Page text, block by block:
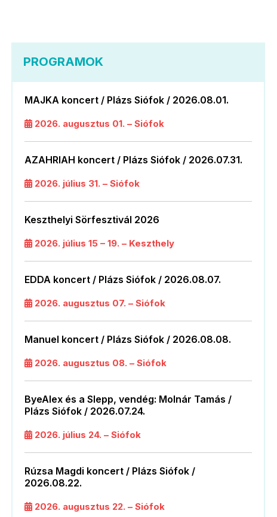
PROGRAMOK
MAJKA koncert / Plázs Siófok / 2026.08.01.
2026. augusztus 01. – Siófok
AZAHRIAH koncert / Plázs Siófok / 2026.07.31.
2026. július 31. – Siófok
Keszthelyi Sörfesztivál 2026
2026. július 15 – 19. – Keszthely
EDDA koncert / Plázs Siófok / 2026.08.07.
2026. augusztus 07. – Siófok
Manuel koncert / Plázs Siófok / 2026.08.08.
2026. augusztus 08. – Siófok
ByeAlex és a Slepp, vendég: Molnár Tamás /
Plázs Siófok / 2026.07.24.
2026. július 24. – Siófok
Rúzsa Magdi koncert / Plázs Siófok /
2026.08.22.
2026. augusztus 22. – Siófok